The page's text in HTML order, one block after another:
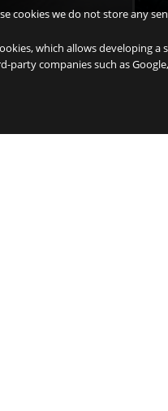
cookies we do not store any
which allows developing
companies such as